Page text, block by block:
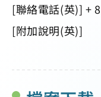
[聯絡電話(英)] +
[附加說明(英)]